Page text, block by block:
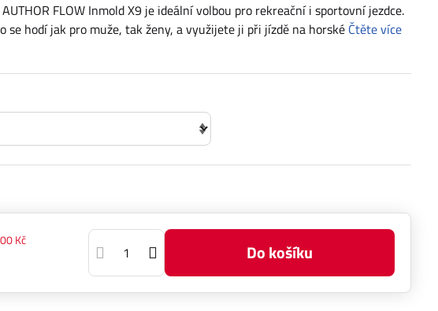
FLOW Inmold X9 je ideální volbou pro rekreační i sportovní jezdce.
se hodí jak pro muže, tak ženy, a využijete ji při jízdě na horské Čtěte více
Kč
Do košíku